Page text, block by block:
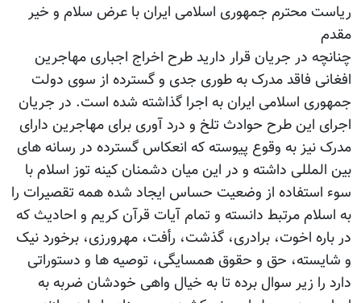
ریاست محترم جمهوری اسلامی ایران با عرض سلام و خیر
مقدم
چنانچه در جریان قرار دارید طرح اخراج اجباری مهاجرین
افغانی فاقد مدرک به طوری جدی و گسترده از سوی دولت
جمهوری اسلامی ایران به اجرا گذاشته شده است. در جریان
اجرای این طرح حوادث تلخ و درد آوری برای مهاجرین دارای
مدرک نیز به وقوع پیوسته که انعکاس گسترده در رسانه های
بین المللی داشته و در این میان دشمنان کینه توز اسلام با
سوء استفاده از وضعیت حساس ایجاد شده همه تقصیرات را
به اسلام مرتبط دانسته و تمام آیات قرآن کریم و احادیث که
در باره اخوت، برادری، گذشت، رأفت، مهرورزی، برخورد نیک
و شایسته، حق و حقوق همسایگی، توصیه ها و دستوراتی
دارد را زیر سوال برده تا به خیال واهی خودشان ضربه به